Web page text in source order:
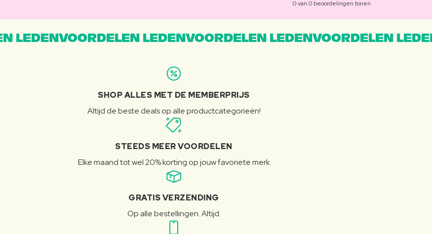
0 van 0 beoordelingen tonen
LEDENVOORDELEN LEDENVOORDELEN LEDENVOORDELEN
SHOP ALLES MET DE MEMBERPRIJS
Altijd de beste deals op alle productcategorieën!
STEEDS MEER VOORDELEN
Elke maand tot wel 20% korting op jouw favoriete merk
GRATIS VERZENDING
Op alle bestellingen. Altijd.